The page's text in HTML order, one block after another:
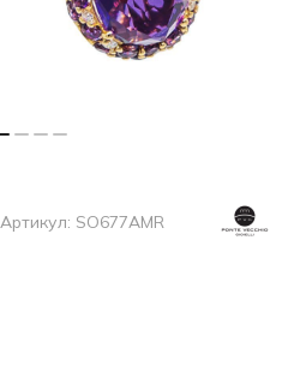
Артикул: SO677AMR